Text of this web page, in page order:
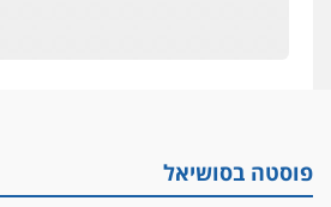
ראו הוזהרתם
פוסטה בסושיאל